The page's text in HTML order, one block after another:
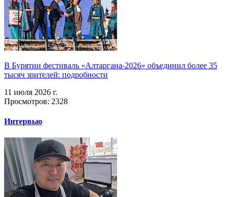
В Бурятии фестиваль «Алтаргана-2026» объединил более 35
тысяч зрителей: подробности
11 июля 2026 г.
Просмотров: 2328
Интервью